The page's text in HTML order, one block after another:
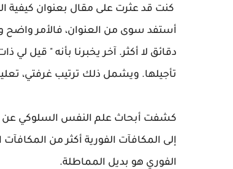
كنت قد عثرت على مقال بعنوان كيفية
أستفد سوى من العنوان، فالأمر
دقائق لا أكثر. آخر يخبرنا بأنه " قيل
تأجيلها.‏ ويشمل ذلك ترتيب غرفتي،‏
كشفت أبحاث علم النفس السلوكي عن
إلى المكافآت الفورية أكثر من المكافآت
الفوري هو بديل المماطلة.